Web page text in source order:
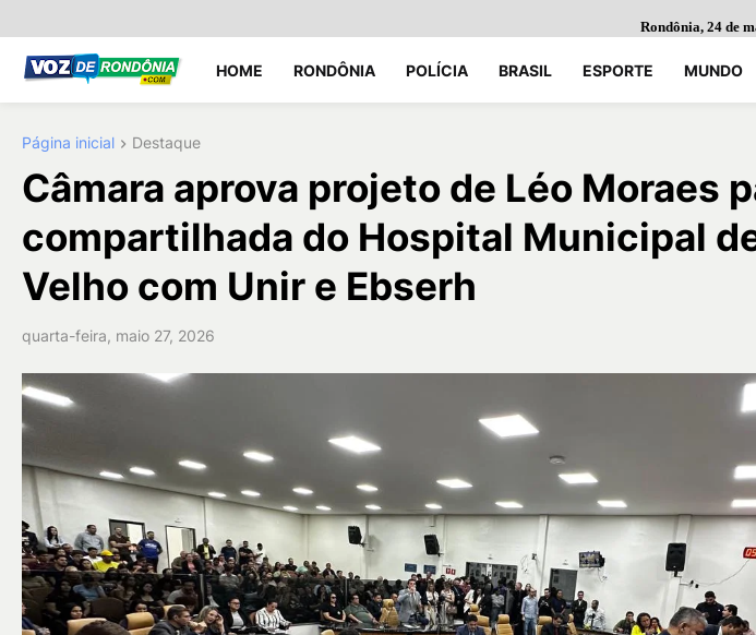
Rondônia, 24 de
HOME RONDÔNIA POLÍCIA BRASIL ESPORTE MUNDO
Página inicial Destaque
Câmara aprova projeto de Léo Moraes
compartilhada do Hospital Municipal
Velho com Unir e Ebserh
quarta-feira, maio 27, 2026